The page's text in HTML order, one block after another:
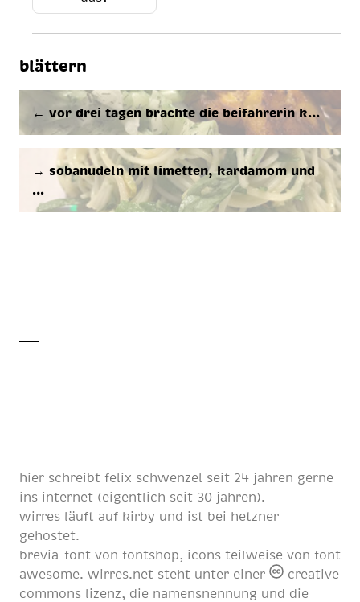
blättern
← vor drei ta­gen brach­te die bei­fah­re­rin k…
→ so­ba­nu­deln mit li­met­ten, kar­da­mom und
…
hier schreibt felix schwenzel seit 24 jahren gerne
ins internet (eigentlich seit 30 jahren).
wirres läuft auf kirby und ist bei hetzner
gehostet.
brevia-font von fontshop, icons teilweise von font
awesome. wirres.net steht unter einer
creative
commons lizenz, die namensnennung und die